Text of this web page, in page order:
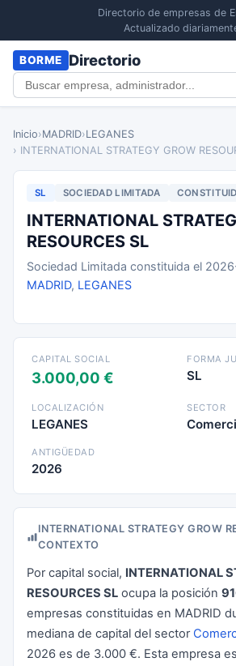
Directorio de empresas de
Actualizado
BORME Directorio
Inicio›MADRID›LEGANES
› INTERNATIONAL STRATEGY GROW
SL SOCIEDAD LIMITADA
INTERNATIONAL
RESOURCES SL
Sociedad Limitada constituida el
MADRID, LEGANES
CAPITAL SOCIAL
3.000,00 €
FORMA
SL
LOCALIZACIÓN
LEGANES
SECTOR
ANTIGÜEDAD
2026
INTERNATIONAL STRATEGY GROW
CONTEXTO
Por capital social, INTERNATIONAL
RESOURCES SL ocupa la posición
empresas constituidas en MADRID
mediana de capital del sector
2026 es de 3.000 €. Esta empresa